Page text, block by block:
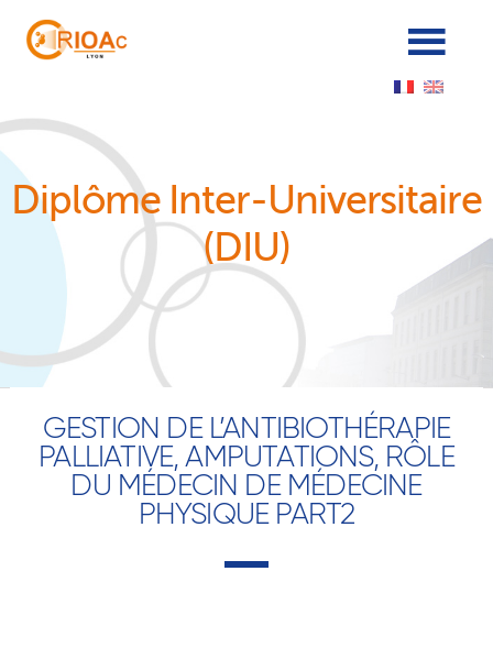
Diplôme Inter-Universitaire
(DIU)
GESTION DE L’ANTIBIOTHÉRAPIE
PALLIATIVE, AMPUTATIONS, RÔLE
DU MÉDECIN DE MÉDECINE
PHYSIQUE PART2
Panneau de gestion des cookies